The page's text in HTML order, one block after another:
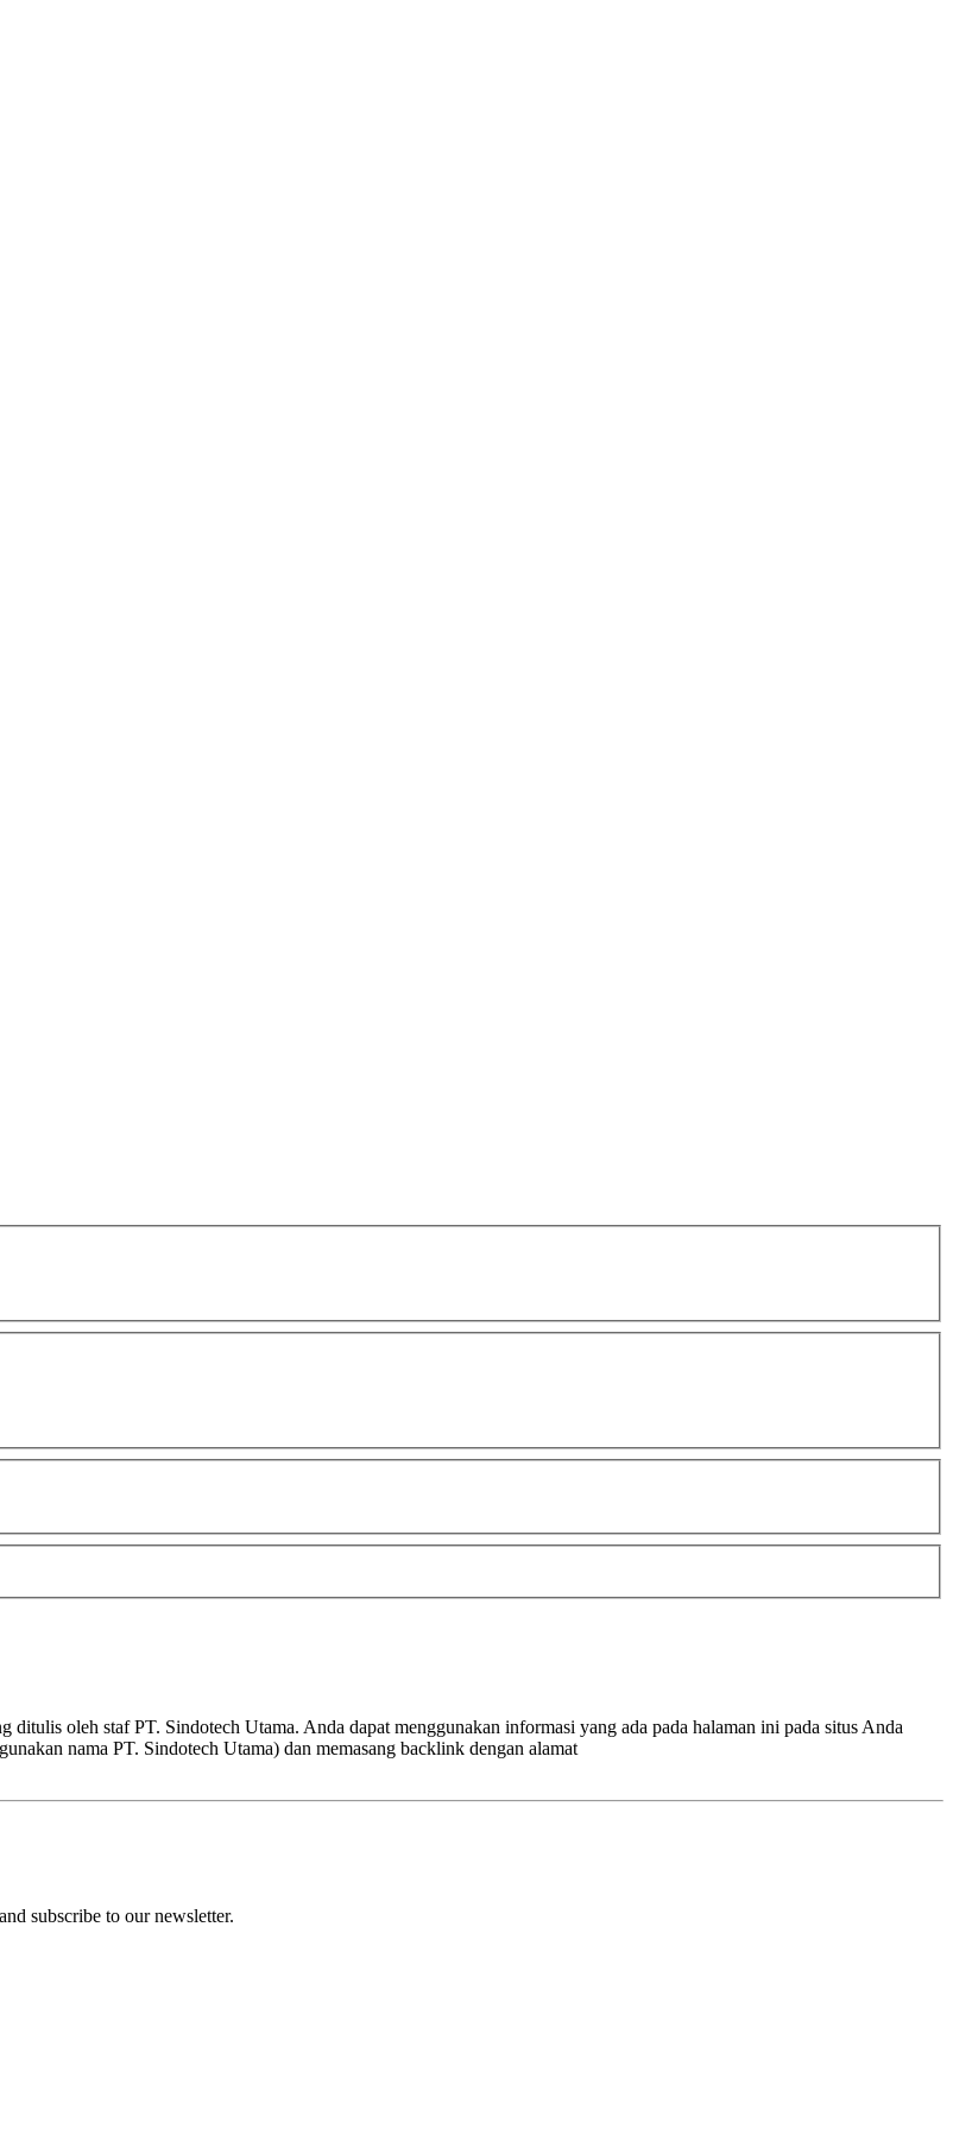
oleh staf PT. Sindotech Utama. Anda dapat menggunakan informasi yang ada pada halaman ini pada situs Anda
nama PT. Sindotech Utama) dan memasang backlink dengan alamat
subscribe to our newsletter.